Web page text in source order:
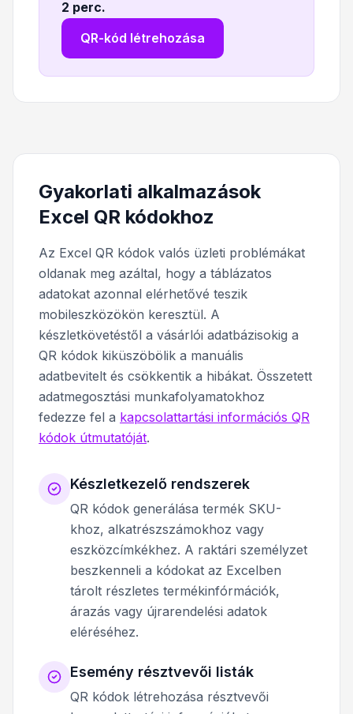
2 perc.
QR-kód létrehozása
Gyakorlati alkalmazások
Excel QR kódokhoz
Az Excel QR kódok valós üzleti problémákat
oldanak meg azáltal, hogy a táblázatos
adatokat azonnal elérhetővé teszik
mobileszközökön keresztül. A
készletkövetéstől a vásárlói adatbázisokig a
QR kódok kiküszöbölik a manuális
adatbevitelt és csökkentik a hibákat. Összetett
adatmegosztási munkafolyamatokhoz
fedezze fel a kapcsolattartási információs QR
kódok útmutatóját.
Készletkezelő rendszerek
QR kódok generálása termék SKU-
khoz, alkatrészszámokhoz vagy
eszközcímkékhez. A raktári személyzet
beszkenneli a kódokat az Excelben
tárolt részletes termékinfórmációk,
árazás vagy újrarendelési adatok
eléréséhez.
Esemény résztvevői listák
QR kódok létrehozása résztvevői